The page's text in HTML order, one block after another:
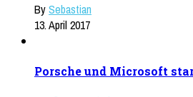
BySebastian
13. April 2017
Porsche und Microsoft